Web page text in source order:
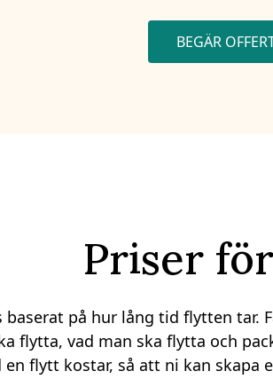
BEGÄR
Priser
baserat på hur lång tid flytten tar.
flytta, vad man ska flytta och
en flytt kostar, så att ni kan